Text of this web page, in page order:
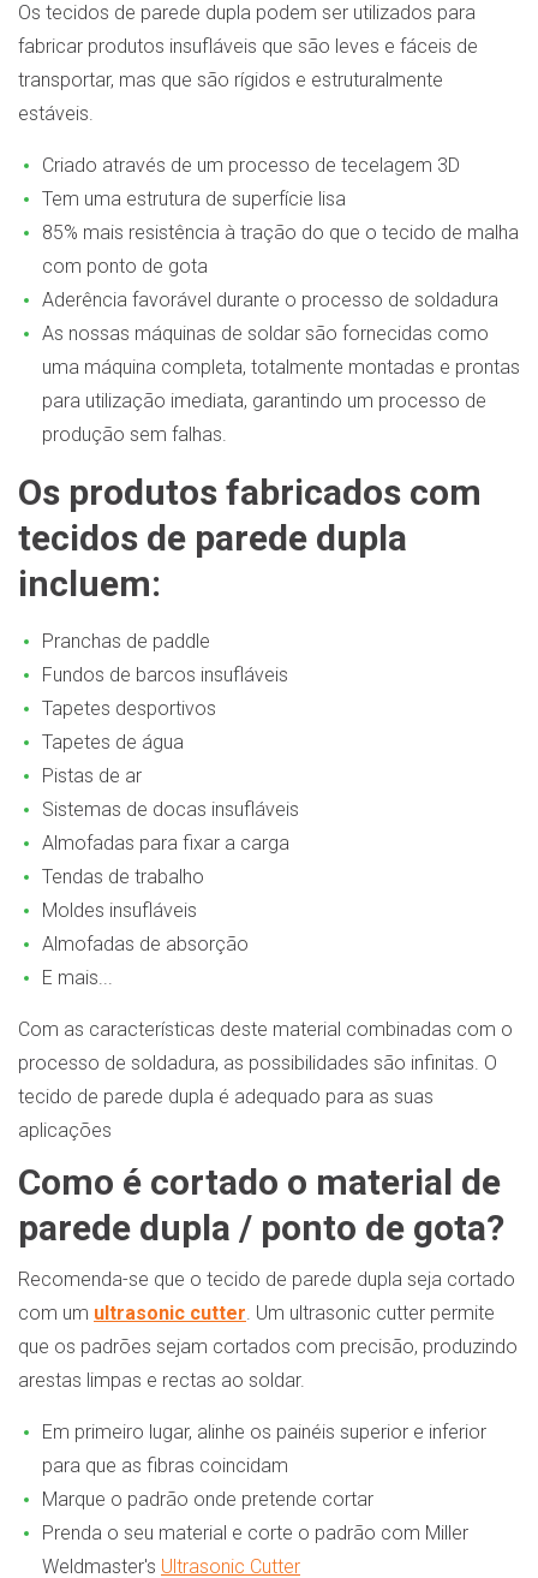
Os tecidos de parede dupla podem ser utilizados para
fabricar produtos insufláveis que são leves e fáceis de
transportar, mas que são rígidos e estruturalmente
estáveis.
Criado através de um processo de tecelagem 3D
Tem uma estrutura de superfície lisa
85% mais resistência à tração do que o tecido de malha
com ponto de gota
Aderência favorável durante o processo de soldadura
As nossas máquinas de soldar são fornecidas como
uma máquina completa, totalmente montadas e prontas
para utilização imediata, garantindo um processo de
produção sem falhas.
Os produtos fabricados com
tecidos de parede dupla
incluem:
Pranchas de paddle
Fundos de barcos insufláveis
Tapetes desportivos
Tapetes de água
Pistas de ar
Sistemas de docas insufláveis
Almofadas para fixar a carga
Tendas de trabalho
Moldes insufláveis
Almofadas de absorção
E mais...
Com as características deste material combinadas com o
processo de soldadura, as possibilidades são infinitas. O
tecido de parede dupla é adequado para as suas
aplicações
Como é cortado o material de
parede dupla / ponto de gota?
Recomenda-se que o tecido de parede dupla seja cortado
com um ultrasonic cutter. Um ultrasonic cutter permite
que os padrões sejam cortados com precisão, produzindo
arestas limpas e rectas ao soldar.
Em primeiro lugar, alinhe os painéis superior e inferior
para que as fibras coincidam
Marque o padrão onde pretende cortar
Prenda o seu material e corte o padrão com Miller
Weldmaster's Ultrasonic Cutter